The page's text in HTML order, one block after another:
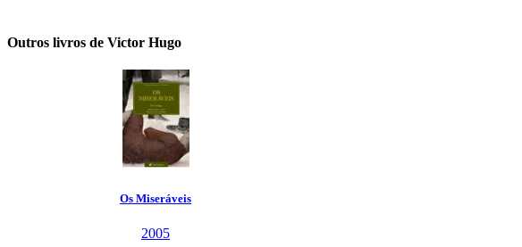
Outros livros de Victor Hugo
Os Miseráveis
2005